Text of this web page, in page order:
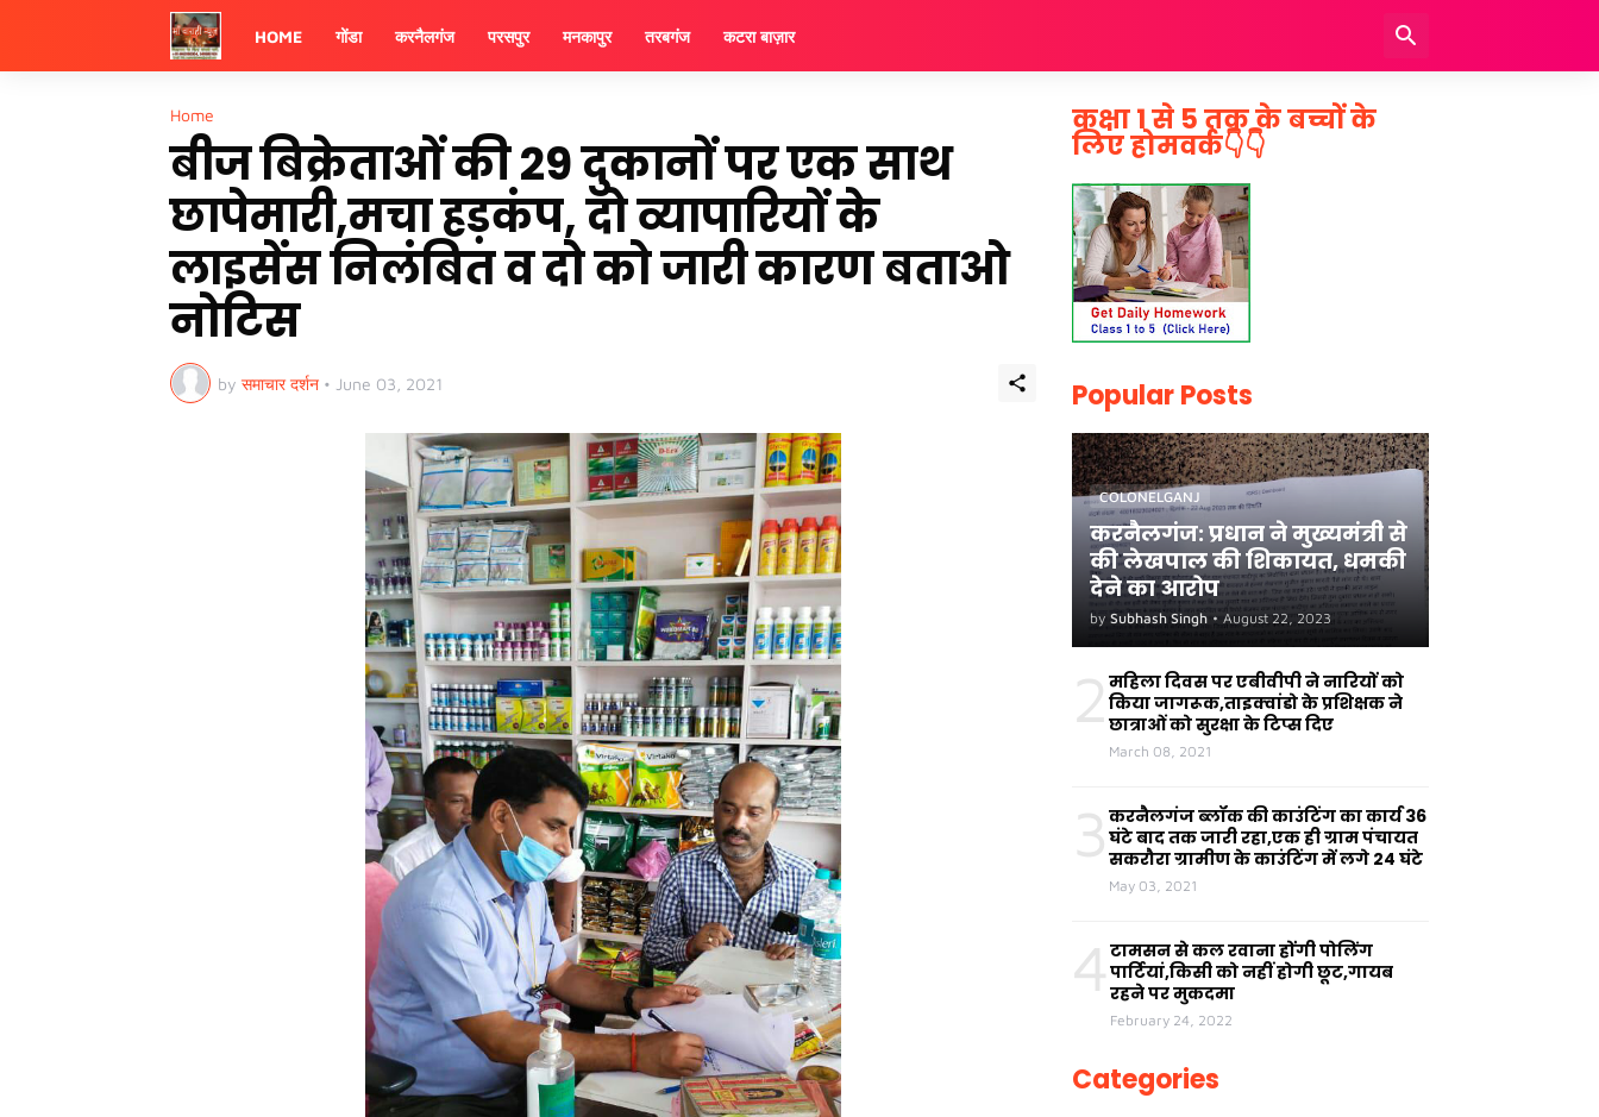
HOME गोंडा करनैलगंज परसपुर मनकापुर तरबगंज कटरा बाज़ार
Home
बीज बिक्रेताओं की 29 दुकानों पर एक साथ
छापेमारी,मचा हड़कंप, दो व्यापारियों के
लाइसेंस निलंबित व दो को जारी कारण बताओ
नोटिस
by समाचार दर्शन • June 03, 2021
कक्षा 1 से 5 तक के बच्चों के
लिए होमवर्क👇👇
Popular Posts
COLONELGANJ
करनैलगंज: प्रधान ने मुख्यमंत्री से
की लेखपाल की शिकायत, धमकी
देने का आरोप
by Subhash Singh • August 22, 2023
2 महिला दिवस पर एबीवीपी ने नारियों को
किया जागरूक,ताइक्वांडो के प्रशिक्षक ने
छात्राओं को सुरक्षा के टिप्स दिए
March 08, 2021
3 करनैलगंज ब्लॉक की काउंटिंग का कार्य 36
घंटे बाद तक जारी रहा,एक ही ग्राम पंचायत
सकरौरा ग्रामीण के काउंटिंग में लगे 24 घंटे
May 03, 2021
4 टामसन से कल रवाना होंगी पोलिंग
पार्टियां,किसी को नहीं होगी छूट,गायब
रहने पर मुकदमा
February 24, 2022
Categories